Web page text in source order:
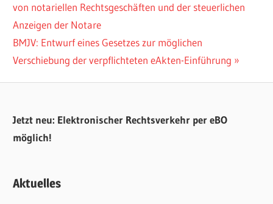
von notariellen Rechtsgeschäften und der steuerlichen
Anzeigen der Notare
Nächster
Beitrag:
BMJV: Entwurf eines Gesetzes zur möglichen
Verschiebung der verpflichteten eAkten-Einführung
Jetzt neu: Elektronischer Rechtsverkehr per eBO
möglich!
Aktuelles